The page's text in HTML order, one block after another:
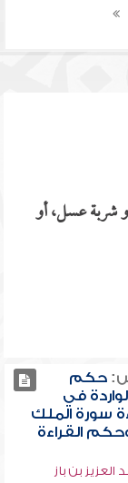
شربة عسل، أو
حكم
في
سورة الملك
القراءة
العزيز بن باز